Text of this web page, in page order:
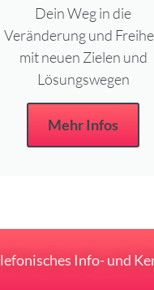
Dein Weg in die
Veränderung und
mit neuen Zielen und
Lösungswegen
Mehr Infos
Info- und